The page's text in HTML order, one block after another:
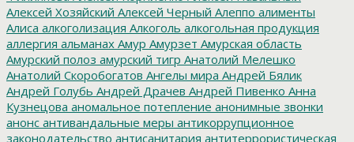
Алексей Хозяйский Алексей Черный Алеппо алименты
Алиса алкоголизация Алкоголь алкогольная продукция
аллергия альманах Амур Амурзет Амурская область
Амурский полоз амурский тигр Анатолий Мелешко
Анатолий Скоробогатов Ангелы мира Андрей Бялик
Андрей Голубь Андрей Драчев Андрей Пивенко Анна
Кузнецова аномальное потепление анонимные звонки
анонс антивандальные меры антикоррупционное
законодательство антисанитария антитеррористическая